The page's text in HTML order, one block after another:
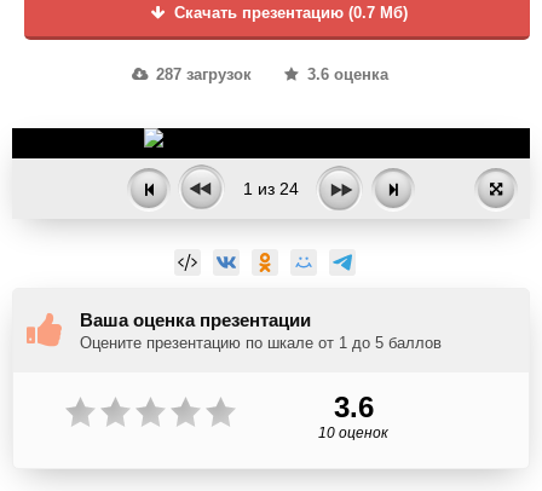
Скачать презентацию (0.7 Мб)
287 загрузок 3.6 оценка
1 из 24
Ваша оценка презентации
Оцените презентацию по шкале от 1 до 5 баллов
3.6
10 оценок